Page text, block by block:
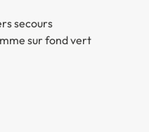
secours
sur fond vert